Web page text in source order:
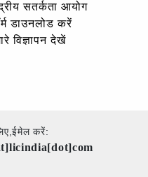
सतर्कता आयोग
डाउनलोड करें
विज्ञापन देखें
करें: